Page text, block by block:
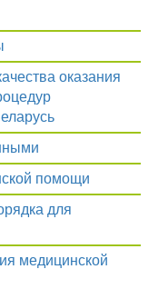
оказания
помощи
для
медицинской